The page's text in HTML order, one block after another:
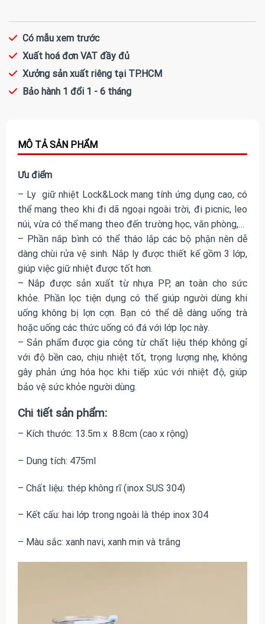
Có mẫu xem trước
Xuất hoá đơn VAT đầy đủ
Xưởng sản xuất riêng tại TP.HCM
Bảo hành 1 đổi 1 - 6 tháng
Ưu điểm
– Ly giữ nhiệt Lock&Lock mang tính ứng dụng cao, có
thể mang theo khi đi dã ngoại ngoài trời, đi picnic, leo
núi, vừa có thể mang theo đến trường học, văn phòng,…
– Phần nắp bình có thể tháo lắp các bộ phận nên dễ
dàng chùi rửa vệ sinh. Nắp ly được thiết kế gồm 3 lớp,
giúp việc giữ nhiệt được tốt hơn.
– Nắp được sản xuất từ nhựa PP, an toàn cho sức
khỏe. Phần lọc tiện dụng có thể giúp người dùng khi
uống không bị lợn cợn. Bạn có thể dễ dàng uống trà
hoặc uống các thức uống có đá với lớp lọc này.
– Sản phẩm được gia công từ chất liệu thép không gỉ
với độ bền cao, chịu nhiệt tốt, trọng lượng nhẹ, không
gây phản ứng hóa học khi tiếp xúc với nhiệt độ, giúp
bảo vệ sức khỏe người dùng.
Chi tiết sản phẩm:
– Kích thước: 13.5m x 8.8cm (cao x rộng)
– Dung tích: 475ml
– Chất liệu: thép không rĩ (inox SUS 304)
– Kết cấu: hai lớp trong ngoài là thép inox 304
– Màu sắc: xanh navi, xanh min và trắng